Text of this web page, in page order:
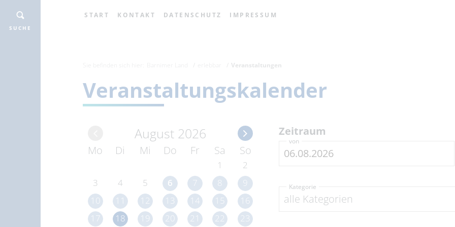
START KONTAKT DATENSCHUTZ IMPRESSUM
SUCHE
Veranstaltungen
Veranstaltungskalender
August 2026
Mo Di Mi Do Fr Sa So
1
2
3
4 5 6 7 8
9
10
11 12 13 14 15
16
17
18 19 20 21 22 23
Zeitraum
von
alle Kategorien
Kategorie